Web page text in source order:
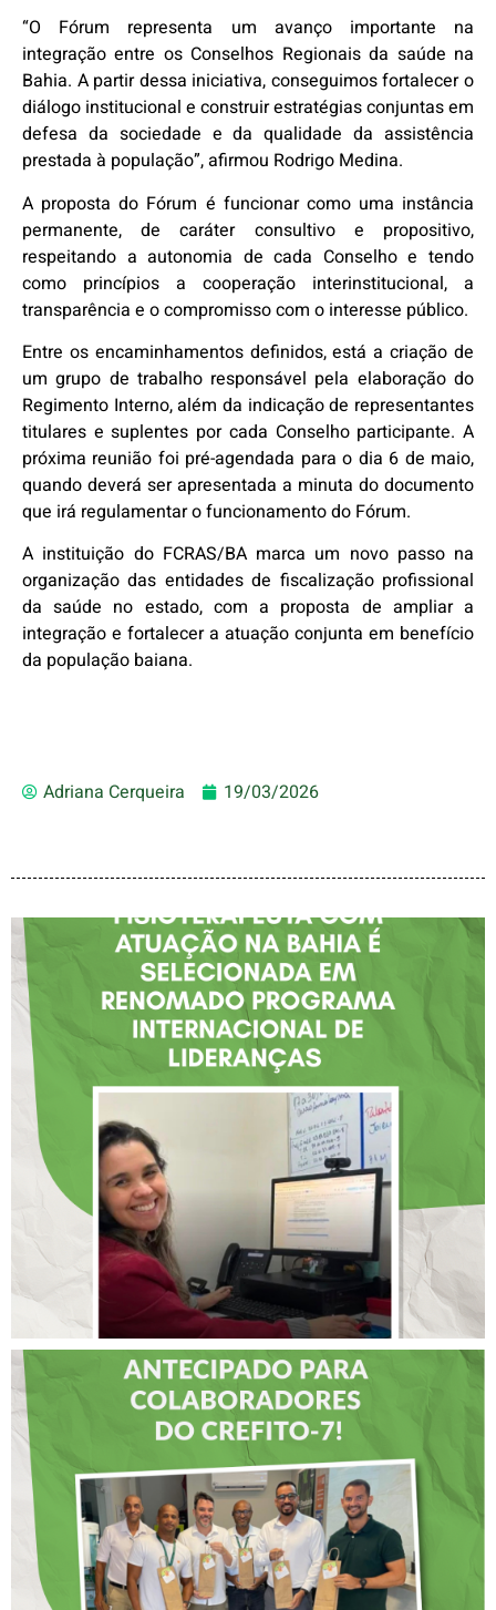
“O Fórum representa um avanço importante na
integração entre os Conselhos Regionais da saúde na
Bahia. A partir dessa iniciativa, conseguimos fortalecer o
diálogo institucional e construir estratégias conjuntas em
defesa da sociedade e da qualidade da assistência
prestada à população”, afirmou Rodrigo Medina.
A proposta do Fórum é funcionar como uma instância
permanente, de caráter consultivo e propositivo,
respeitando a autonomia de cada Conselho e tendo
como princípios a cooperação interinstitucional, a
transparência e o compromisso com o interesse público.
Entre os encaminhamentos definidos, está a criação de
um grupo de trabalho responsável pela elaboração do
Regimento Interno, além da indicação de representantes
titulares e suplentes por cada Conselho participante. A
próxima reunião foi pré-agendada para o dia 6 de maio,
quando deverá ser apresentada a minuta do documento
que irá regulamentar o funcionamento do Fórum.
A instituição do FCRAS/BA marca um novo passo na
organização das entidades de fiscalização profissional
da saúde no estado, com a proposta de ampliar a
integração e fortalecer a atuação conjunta em benefício
da população baiana.
Adriana Cerqueira 19/03/2026
FISIOTERAPEUTA COM
ATUAÇÃO NA BAHIA É
SELECIONADA EM
RENOMADO PROGRAMA
INTERNACIONAL DE
LIDERANÇAS
DIA DOS PAIS É
ANTECIPADO PARA
COLABORADORES DO
CREFITO-7